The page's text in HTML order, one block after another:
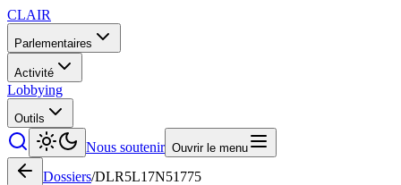
CLAIR
Parlementaires
Activité
Lobbying
Outils
Nous soutenir Ouvrir le menu
Dossiers/DLR5L17N51775